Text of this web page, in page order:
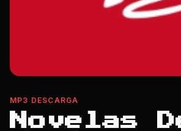
MP3 DESCARGA
Novelas